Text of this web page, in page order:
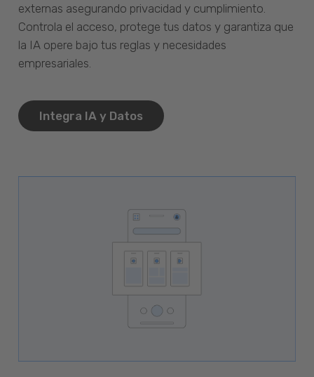
externas asegurando privacidad y cumplimiento.
Controla el acceso, protege tus datos y garantiza que
la IA opere bajo tus reglas y necesidades
empresariales.
Integra IA y Datos